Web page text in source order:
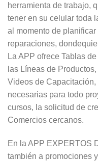
herramienta de trabajo,
tener en su celular toda
al momento de
reparaciones,
La APP ofrece Tablas
las Líneas de
Videos de
necesarias para todo
cursos, la solicitud de
Comercios cercanos.
En la APP EXPERTOS
también a promociones